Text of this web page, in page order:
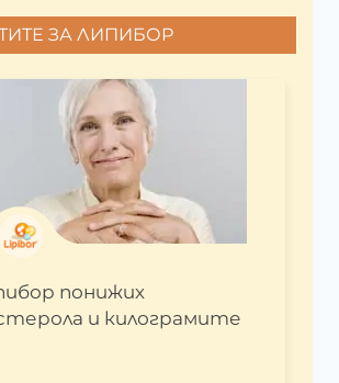
ЗА ЛИПИБОР
понижих
и килограмите